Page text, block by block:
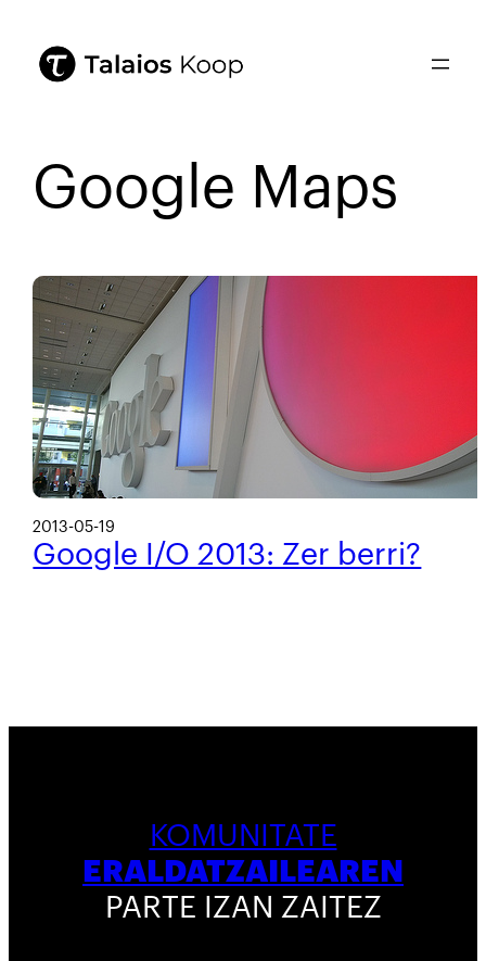
Google Maps
2013-05-19
Google I/O 2013: Zer berri?
KOMUNITATE
ERALDATZAILEAREN
PARTE IZAN ZAITEZ